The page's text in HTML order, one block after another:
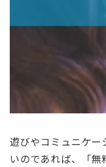
遊びやコミュニケ
いのであれば、「